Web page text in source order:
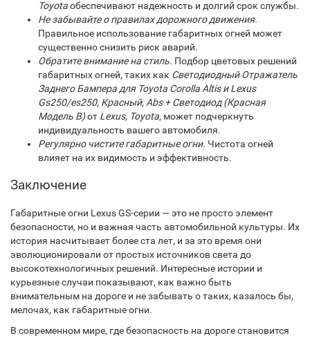
Toyotaобеспечивают надежность и долгий срок службы.
Не забывайте о правилах дорожного движения.
Правильное использование габаритных огней может
существенно снизить риск аварий.
Обратите внимание на стиль. Подбор цветовых решений
габаритных огней, таких как Светодиодный Отражатель
Заднего Бампера для Toyota Corolla Altis и Lexus
Gs250/es250, Красный, Abs + Светодиод (Красная
Модель B)от Lexus, Toyota, может подчеркнуть
индивидуальность вашего автомобиля.
Регулярно чистите габаритные огни. Чистота огней
влияет на их видимость и эффективность.
Заключение
Габаритные огни Lexus GS-серии — это не просто элемент
безопасности, но и важная часть автомобильной культуры. Их
история насчитывает более ста лет, и за это время они
эволюционировали от простых источников света до
высокотехнологичных решений. Интересные истории и
курьезные случаи показывают, как важно быть
внимательным на дороге и не забывать о таких, казалось бы,
мелочах, как габаритные огни.
В современном мире, где безопасность на дороге становится